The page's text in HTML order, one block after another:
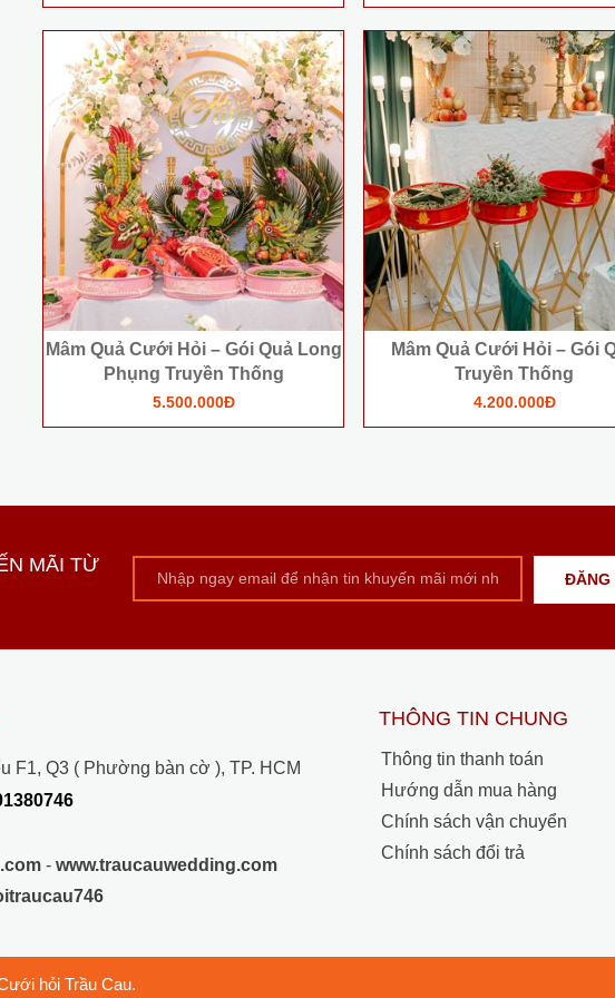
Mâm Quả Cưới Hỏi – Gói Quả Long
Phụng Truyền Thống
5.500.000Đ
Mâm Quả Cưới Hỏi – Gói
Truyền Thống
4.200.000Đ
MÃI TỪ
F1, Q3 ( Phường bàn cờ ), TP. HCM
- www.traucauwedding.com
THÔNG TIN CHUNG
Thông tin thanh toán
Hướng dẫn mua hàng
Chính sách vận chuyển
Chính sách đổi trả
hỏi Trầu Cau.